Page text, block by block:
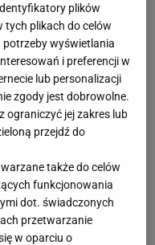
słoniny - tłuszczu
używa się go
jak i smażenia
mielonych czy
tłuszczu, uzyskuje
ciasto.
(100g)
0.0 kcal
plików
tych plikach do celów
potrzeby wyświetlania
i preferencji w
lub personalizacji
zgody jest dobrowolne.
ograniczyć jej zakres lub
przejdź do
także do celów
funkcjonowania
dot. świadczonych
przetwarzanie
w oparciu o